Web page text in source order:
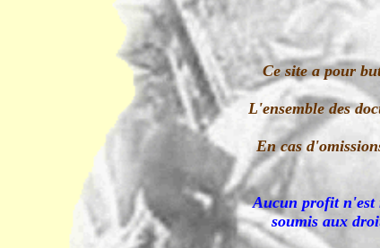
Ce site a pour
L'ensemble des
En cas
Aucun profit n'est
soumis aux